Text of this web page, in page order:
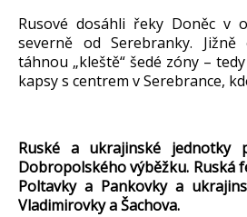
Rusové dosáhli řeky Doněc v
severně odSerebranky.
táhnou „kleště“ šedé zóny –
kapsy s centrem vSerebrance,
Ruské a ukrajinské jednotky
Dobropolského výběžku. Ruská
Poltavkya Pankovkya
VladimirovkyaŠachova.